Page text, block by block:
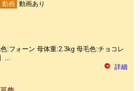
動画 動画あり
:フォーン 母体重:2.3kg 母毛色:チョコレ
...
詳細